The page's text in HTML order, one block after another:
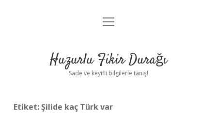
Anasayfa
Yasal Uyarı
menüyü
Huzurlu Fikir Durağı
Sade ve keyifli bilgilerle tanış!
Etiket:Şilide kaç Türk var